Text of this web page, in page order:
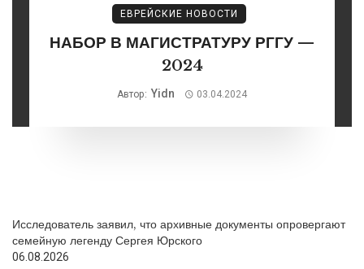
ЕВРЕЙСКИЕ НОВОСТИ
НАБОР В МАГИСТРАТУРУ РГГУ —
2024
Автор: Yidn 03.04.2024
Исследователь заявил, что архивные документы опровергают
семейную легенду Сергея Юрского
06.08.2026